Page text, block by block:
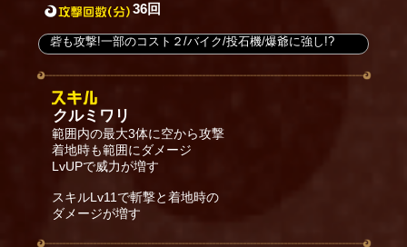
36回
砦も攻撃!一部のコスト２/バイク/投石機/爆爺に強し!?
クルミワリ
範囲内の最大3体に空から攻撃
着地時も範囲にダメージ
LvUPで威力が増す
スキルLv11で斬撃と着地時の
ダメージが増す